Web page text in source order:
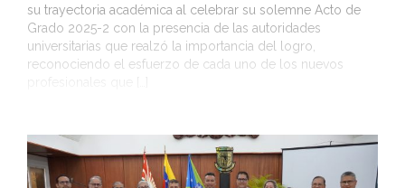
su trayectoria académica al celebrar su solemne Acto de
Grado 2025-2 con la presencia de las autoridades
universitarias que realzó la importancia del logro,
reconociendo el esfuerzo de cada uno de los nuevos